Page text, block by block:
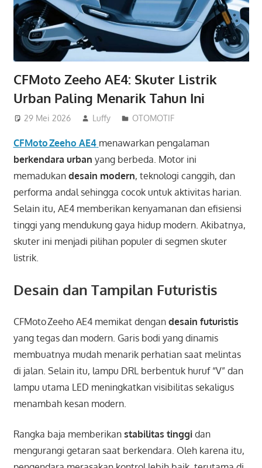
CFMoto Zeeho AE4: Skuter Listrik
Urban Paling Menarik Tahun Ini
29 Mei 2026 Luffy OTOMOTIF
CFMoto Zeeho AE4 menawarkan pengalaman
berkendara urban yang berbeda. Motor ini
memadukan desain modern, teknologi canggih, dan
performa andal sehingga cocok untuk aktivitas harian.
Selain itu, AE4 memberikan kenyamanan dan efisiensi
tinggi yang mendukung gaya hidup modern. Akibatnya,
skuter ini menjadi pilihan populer di segmen skuter
listrik.
Desain dan Tampilan Futuristis
CFMoto Zeeho AE4 memikat dengan desain futuristis
yang tegas dan modern. Garis bodi yang dinamis
membuatnya mudah menarik perhatian saat melintas
di jalan. Selain itu, lampu DRL berbentuk huruf “V” dan
lampu utama LED meningkatkan visibilitas sekaligus
menambah kesan modern.
Rangka baja memberikan stabilitas tinggidan
mengurangi getaran saat berkendara. Oleh karena itu,